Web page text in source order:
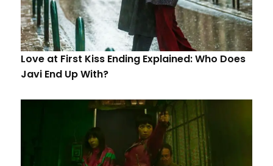
Love at First Kiss Ending Explained: Who Does
Javi End Up With?